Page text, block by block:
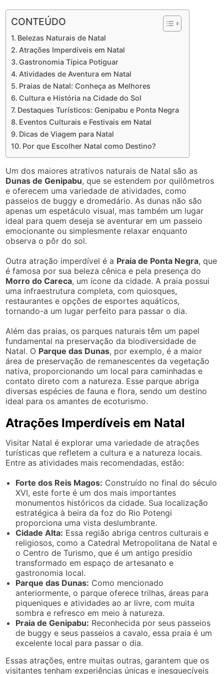
CONTEÚDO
Belezas Naturais de Natal
Atrações Imperdíveis em Natal
Gastronomia Típica Potiguar
Atividades de Aventura em Natal
Praias de Natal: Conheça as Melhores
Cultura e História na Cidade do Sol
Destaques Turísticos: Genipabu e Ponta Negra
Eventos Culturais e Festivais em Natal
Dicas de Viagem para Natal
Por que Escolher Natal como Destino?
Um dos maiores atrativos naturais de Natal são as
Dunas de Genipabu, que se estendem por quilômetros
e oferecem uma variedade de atividades, como
passeios de buggy e dromedário. As dunas não são
apenas um espetáculo visual, mas também um lugar
ideal para quem deseja se aventurar em um passeio
emocionante ou simplesmente relaxar enquanto
observa o pôr do sol.
Outra atração imperdível é a Praia de Ponta Negra, que
é famosa por sua beleza cênica e pela presença do
Morro do Careca, um ícone da cidade. A praia possui
uma infraestrutura completa, com quiosques,
restaurantes e opções de esportes aquáticos,
tornando-a um lugar perfeito para passar o dia.
Além das praias, os parques naturais têm um papel
fundamental na preservação da biodiversidade de
Natal. O Parque das Dunas, por exemplo, é a maior
área de preservação de remanescentes da vegetação
nativa, proporcionando um local para caminhadas e
contato direto com a natureza. Esse parque abriga
diversas espécies de fauna e flora, sendo um destino
ideal para os amantes de ecoturismo.
Atrações Imperdíveis em Natal
Visitar Natal é explorar uma variedade de atrações
turísticas que refletem a cultura e a natureza locais.
Entre as atividades mais recomendadas, estão:
Forte dos Reis Magos: Construído no final do século
XVI, este forte é um dos mais importantes
monumentos históricos da cidade. Sua localização
estratégica à beira da foz do Rio Potengi
proporciona uma vista deslumbrante.
Cidade Alta: Essa região abriga centros culturais e
religiosos, como a Catedral Metropolitana de Natal e
o Centro de Turismo, que é um antigo presídio
transformado em espaço de artesanato e
gastronomia local.
Parque das Dunas: Como mencionado
anteriormente, o parque oferece trilhas, áreas para
piqueniques e atividades ao ar livre, com muita
sombra e refresco em meio à natureza.
Praia de Genipabu: Reconhecida por seus passeios
de buggy e seus passeios a cavalo, essa praia é um
excelente local para passar o dia.
Essas atrações, entre muitas outras, garantem que os
visitantes tenham experiências únicas e inesquecíveis